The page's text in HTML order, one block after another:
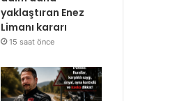
yaklaştıran Enez
Limanı kararı
15 saat önce